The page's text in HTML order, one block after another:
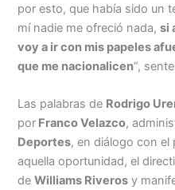
por esto, que había sido un
mí nadie me ofreció nada,si
voy a ir con mis papeles
que me nacionalicen“,
Las palabras de Rodrigo
por Franco Velazco,
Deportes, en diálogo con el
aquella oportunidad, el
deWilliams Riveros y